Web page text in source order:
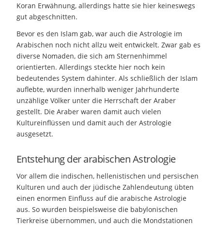
Koran Erwähnung, allerdings hatte sie hier keineswegs
gut abgeschnitten.
Bevor es den Islam gab, war auch die Astrologie im
Arabischen noch nicht allzu weit entwickelt. Zwar gab es
diverse Nomaden, die sich am Sternenhimmel
orientierten. Allerdings steckte hier noch kein
bedeutendes System dahinter. Als schließlich der Islam
auflebte, wurden innerhalb weniger Jahrhunderte
unzählige Völker unter die Herrschaft der Araber
gestellt. Die Araber waren damit auch vielen
Kultureinflüssen und damit auch der Astrologie
ausgesetzt.
Entstehung der arabischen Astrologie
Vor allem die indischen, hellenistischen und persischen
Kulturen und auch der jüdische Zahlendeutung übten
einen enormen Einfluss auf die arabische Astrologie
aus. So wurden beispielsweise die babylonischen
Tierkreise übernommen, und auch die Mondstationen